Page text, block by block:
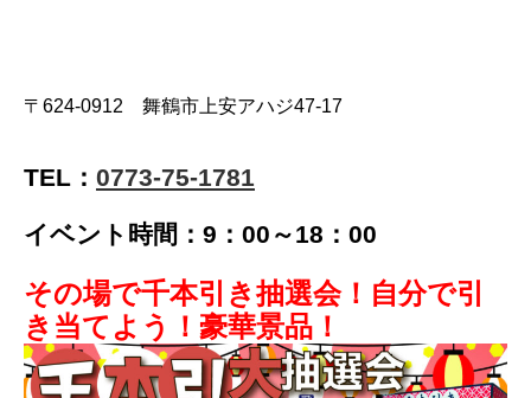
〒624-0912 舞鶴市上安アハジ47-17
TEL： 0773-75-1781
イベント時間：9：00～18：00
その場で千本引き抽選会！自分で引
き当てよう！豪華景品！